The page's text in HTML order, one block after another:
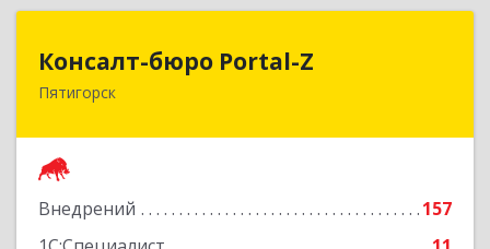
Консалт-бюро Portal-Z
Пятигорск
Внедрений
157
357502, Ставропольский край, Пятигорск г,